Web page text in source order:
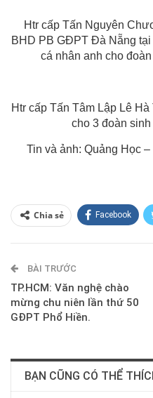
Htr cấp Tấn Nguyên
BHD PB GĐPT Đà Nẵng
cá nhân anh cho
Htr cấp Tấn Tâm Lập Lê
cho 3 đoàn
Tin và ảnh: Quảng Học
Chia sẻ Facebook
E-mail
BÀI TRƯỚC
TP.HCM: Văn nghệ chào
mừng chu niên lần thứ 50
GĐPT Phổ Hiền.
BẠN CŨNG CÓ THỂ